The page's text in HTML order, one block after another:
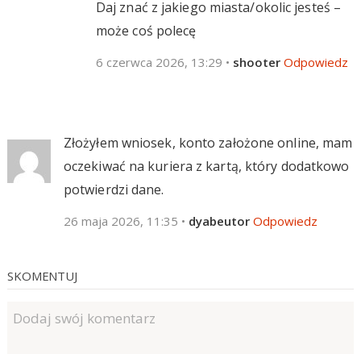
Daj znać z jakiego miasta/okolic jesteś –
może coś polecę
6 czerwca 2026, 13:29 • shooter Odpowiedz
Złożyłem wniosek, konto założone online, mam
oczekiwać na kuriera z kartą, który dodatkowo
potwierdzi dane.
26 maja 2026, 11:35 • dyabeutor Odpowiedz
SKOMENTUJ